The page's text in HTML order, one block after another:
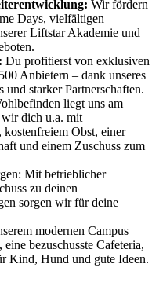
Wir fördern
Days, vielfältigen
Liftstar Akademie und
Du profitierst von exklusiven
Anbietern – dank unseres
und starker Partnerschaften.
liegt uns am
wir dich u.a. mit
Obst, einer
und einem Zuschuss zum
Mit betrieblicher
zu deinen
sorgen wir für deine
modernen Campus
bezuschusste Cafeteria,
Kind, Hund und gute Ideen.